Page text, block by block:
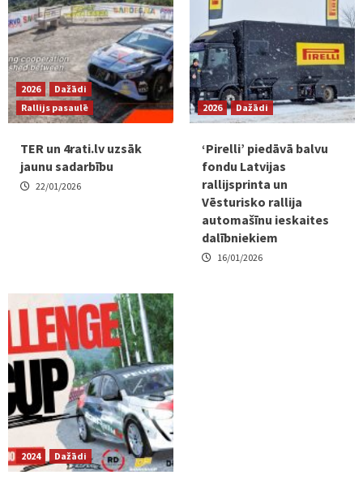
2026
Dažādi
Rallijs pasaulē
TER un 4rati.lv uzsāk
jaunu sadarbību
22/01/2026
2026 Dažādi
‘Pirelli’ piedāvā balvu
fondu Latvijas
rallijsprinta un
Vēsturisko rallija
automašīnu ieskaites
dalībniekiem
16/01/2026
2024 Dažādi